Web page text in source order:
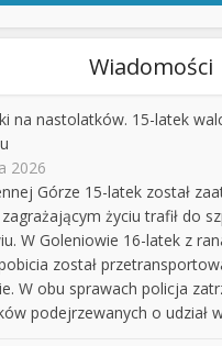
Wiadomości
na nastolatków. 15-latek
2026
Górze 15-latek został
życiu trafił do
W Goleniowie 16-latek z
został
W obu sprawach policja
podejrzewanych o udział